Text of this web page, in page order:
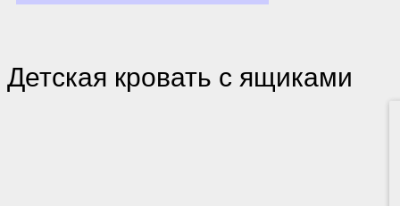
Детская кровать с ящиками